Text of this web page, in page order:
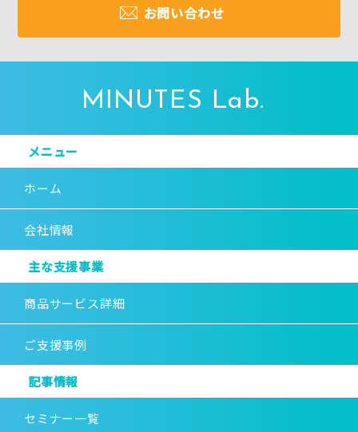
お問い合わせ
MINUTES Lab.
メニュー
ホーム
会社情報
主な支援事業
商品サービス詳細
ご支援事例
記事情報
セミナー一覧